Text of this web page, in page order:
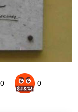
0 0